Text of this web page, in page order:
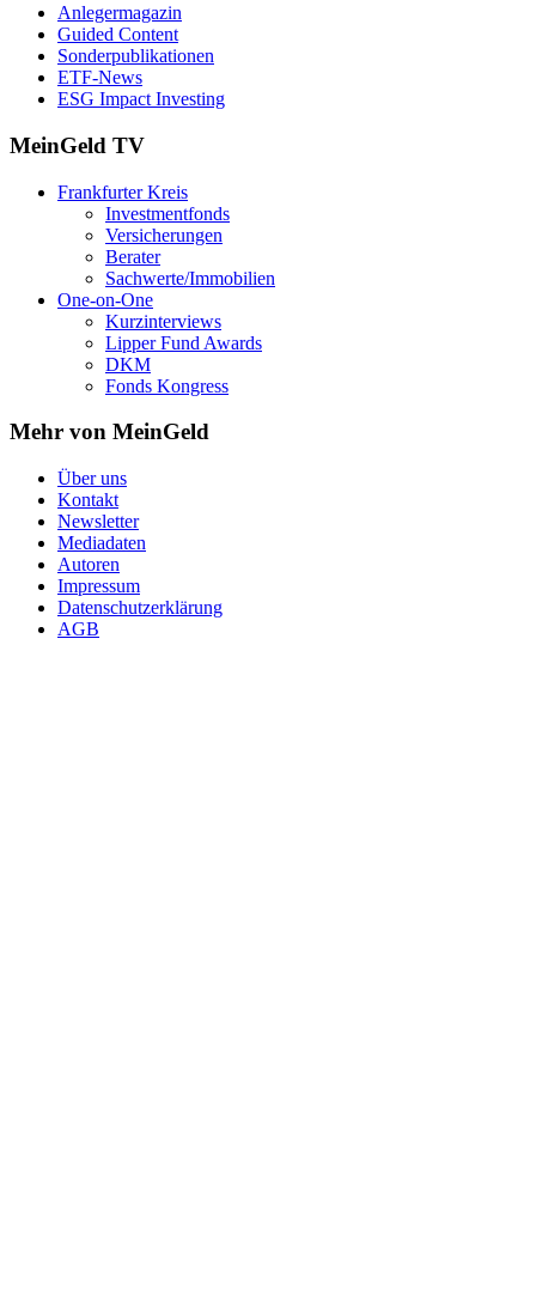
Anlegermagazin
Guided Content
Sonderpublikationen
ETF-News
ESG Impact Investing
MeinGeld TV
Frankfurter Kreis
Investmentfonds
Versicherungen
Berater
Sachwerte/Immobilien
One-on-One
Kurzinterviews
Lipper Fund Awards
DKM
Fonds Kongress
Mehr von MeinGeld
Über uns
Kontakt
Newsletter
Mediadaten
Autoren
Impressum
Datenschutzerklärung
AGB